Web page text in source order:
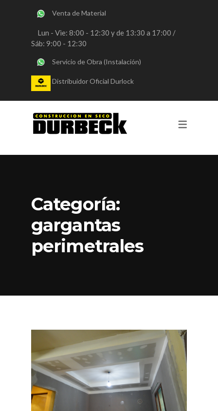
SERVICIOS
VENTA DE MATERIALES
REVESTIMIENTOS Y PINTURA
Venta de Material
Lun - Vie: 8:00 - 12:30 y de 13:30 a 17:00 /
Sáb: 9:00 - 12:30
Servicio de Obra (Instalación)
Distribuidor Oficial Durlock
Categoría:
gargantas
perimetrales